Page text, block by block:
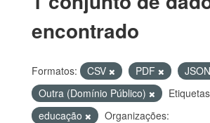
encontrado
Formatos: CSV PDF JSON
Outra (Domínio Público)
educação
Organizações: